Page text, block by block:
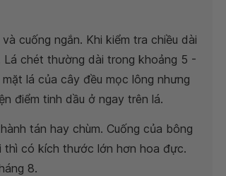
cuống ngắn. Khi kiểm tra chiều dài
chét thường dài trong khoảng 5 -
lá của cây đều mọc lông nhưng
điểm tinh dầu ở ngay trên lá.
tán hay chùm. Cuống của bông
thì có kích thước lớn hơn hoa đực.
8.